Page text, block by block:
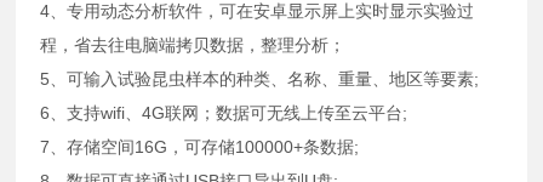
4、专用动态分析软件，可在安卓显示屏上实时显示实验过
程，省去往电脑端拷贝数据，整理分析；
5、可输入试验昆虫样本的种类、名称、重量、地区等要素;
6、支持wifi、4G联网；数据可无线上传至云平台;
7、存储空间16G，可存储100000+条数据;